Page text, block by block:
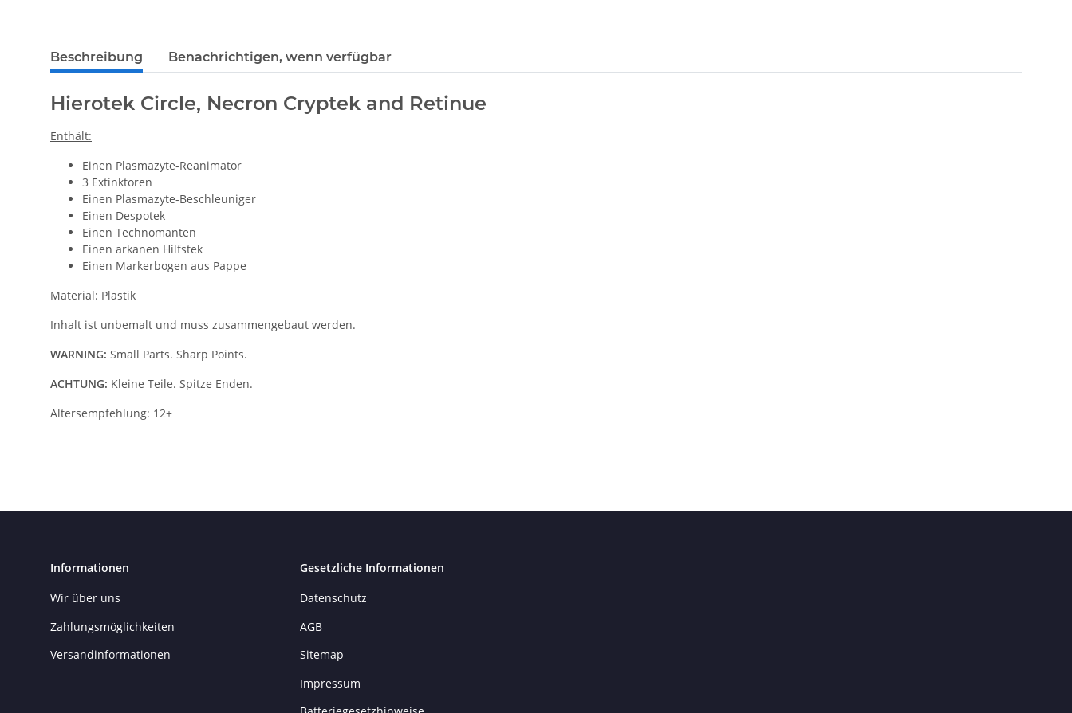
weitere Registerkarten anzeigen
Beschreibung Benachrichtigen, wenn verfügbar
Hierotek Circle, Necron Cryptek and Retinue
Enthält:
Einen Plasmazyte-Reanimator
3 Extinktoren
Einen Plasmazyte-Beschleuniger
Einen Despotek
Einen Technomanten
Einen arkanen Hilfstek
Einen Markerbogen aus Pappe
Material: Plastik
Inhalt ist unbemalt und muss zusammengebaut werden.
WARNING: Small Parts. Sharp Points.
ACHTUNG: Kleine Teile. Spitze Enden.
Altersempfehlung: 12+
Informationen
Wir über uns
Zahlungsmöglichkeiten
Versandinformationen
Gesetzliche Informationen
Datenschutz
AGB
Sitemap
Impressum